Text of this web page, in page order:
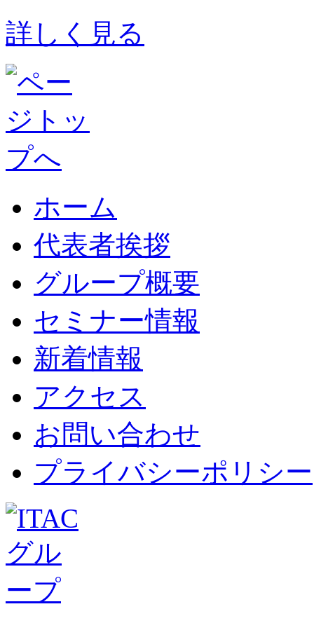
詳しく見る
ホーム
代表者挨拶
グループ概要
セミナー情報
新着情報
アクセス
お問い合わせ
プライバシーポリシー